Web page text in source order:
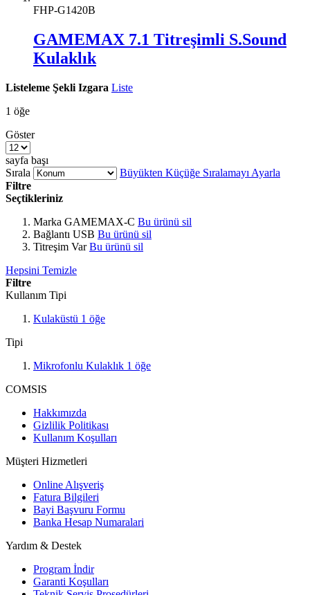
FHP-G1420B
GAMEMAX 7.1 Titreşimli S.Sound
Kulaklık
Listeleme Şekli Izgara Liste
1 öğe
Göster
sayfa başı
Sırala
Büyükten Küçüğe Sıralamayı Ayarla
Filtre
Seçtikleriniz
Marka GAMEMAX-C Bu ürünü sil
Bağlantı USB Bu ürünü sil
Titreşim Var Bu ürünü sil
Hepsini Temizle
Filtre
Kullanım Tipi
Kulaküstü 1 öğe
Tipi
Mikrofonlu Kulaklık 1 öğe
COMSIS
Hakkımızda
Gizlilik Politikası
Kullanım Koşulları
Müşteri Hizmetleri
Online Alışveriş
Fatura Bilgileri
Bayi Başvuru Formu
Banka Hesap Numaralari
Yardım & Destek
Program İndir
Garanti Koşulları